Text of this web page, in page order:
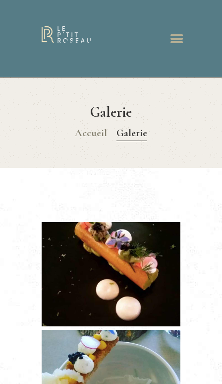
Galerie
Accueil Galerie
ACCUEIL
GALERIE
CONTACT